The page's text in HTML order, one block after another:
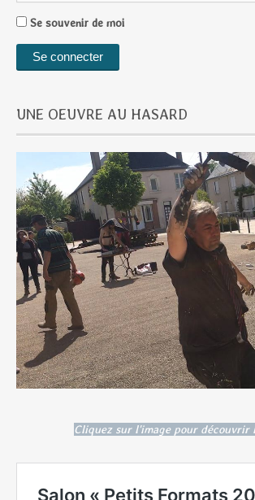
Se souvenir de moi
UNE OEUVRE AU HASARD
Cliquez sur l'image pour découvrir